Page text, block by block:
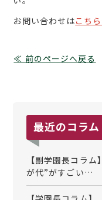
お問い合わせはこち
≪ 前のページへ戻る
最近のコラム
【副学園長コラ
が代”がすごい…